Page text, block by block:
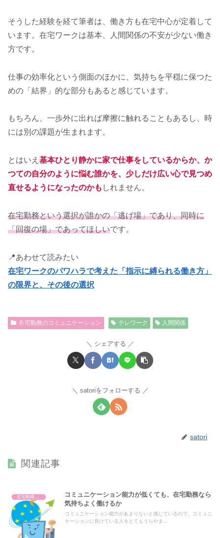
そうした経験を経て筆者は、働き方も在宅中心が定着して
います。在宅ワークは基本、人間関係の不安が少ない働き
方です。
仕事の効率化という側面のほかに、気持ちを平穏に保つた
めの「結界」的な部分もあると感じています。
もちろん、一歩外に出れば摩擦に触れることもあるし、時
には別の課題が生まれます。
とはいえ 基本ひとり静かに家で仕事をしているからか、か
つての自分のように悩む誰かを、少しだけ広い心で見つめ
直せるようになったのかも しれません。
在宅勤務という選択が誰かの「逃げ場」であり、同時に
「回復の場」であってほしいです。
📍あわせて読みたい
在宅ワークのパワハラで考えた「指示に縛られる働き方」
の限界と、その後の選択
在宅勤務のコミュニケーション テレワーク 人間関係
シェアする
satoriをフォローする
satori
関連記事
コミュニケーション能力が低くても、在宅勤務なら
気持ちよく働けるか
コミュニケーション能力があまりないと感じているので、コミュニ
ケーションに長けている人をとてもうらやま...